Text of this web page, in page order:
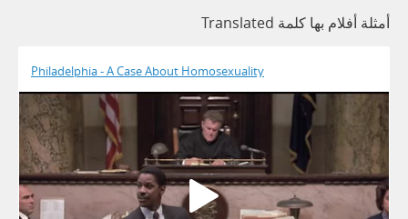
أمثلة أفلام بها كلمة Translated
Philadelphia - A Case About Homosexuality